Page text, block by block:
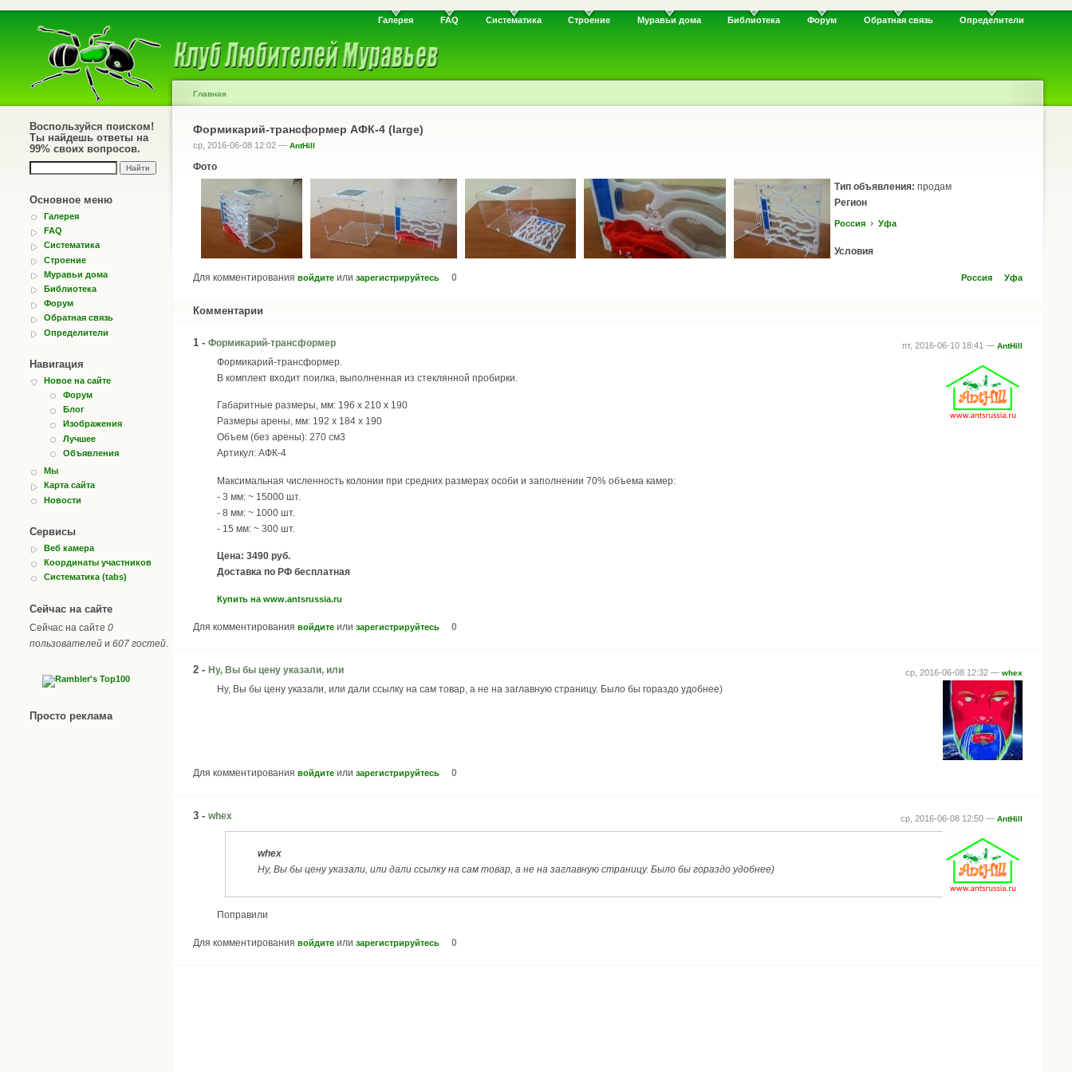
Галерея FAQ Систематика Строение Муравьи дома Библиотека Форум Обратная связь Определители
Воспользуйся поиском!
Ты найдешь ответы на
99% своих вопросов.
Основное меню
Галерея
FAQ
Систематика
Строение
Муравьи дома
Библиотека
Форум
Обратная связь
Определители
Навигация
Новое на сайте
Форум
Блог
Изображения
Лучшее
Объявления
Мы
Карта сайта
Новости
Сервисы
Веб камера
Координаты участников
Систематика (tabs)
Сейчас на сайте
Сейчас на сайте 0
пользователей и 607 гостей
Просто реклама
Главная
Формикарий-трансформер АФК-4 (large)
ср, 2016-06-08 12:02 — AntHill
Фото
Тип объявления: продам
Регион
Россия › Уфа
Условия
Россия Уфа
Для комментирования войдите или зарегистрируйтесь 0
Комментарии
пт, 2016-06-10 18:41 — AntHill
1 - Формикарий-трансформер
Формикарий-трансформер.
В комплект входит поилка, выполненная из стеклянной пробирки.
Габаритные размеры, мм: 196 х 210 х 190
Размеры арены, мм: 192 х 184 х 190
Объем (без арены): 270 см3
Артикул: АФК-4
Максимальная численность колонии при средних размерах особи и заполнении 70% объема камер:
- 3 мм: ~ 15000 шт.
- 8 мм: ~ 1000 шт.
- 15 мм: ~ 300 шт.
Цена: 3490 руб.
Доставка по РФ бесплатная
Купить на www.antsrussia.ru
Для комментирования войдите или зарегистрируйтесь 0
ср, 2016-06-08 12:32 — whex
2 - Ну, Вы бы цену указали, или
Ну, Вы бы цену указали, или дали ссылку на сам товар, а не на заглавную страницу. Было бы гораздо удобнее)
Для комментирования войдите или зарегистрируйтесь 0
ср, 2016-06-08 12:50 — AntHill
3 - whex
whex
Ну, Вы бы цену указали, или дали ссылку на сам товар, а не на заглавную страницу. Было бы гораздо удобнее)
Поправили
Для комментирования войдите или зарегистрируйтесь 0